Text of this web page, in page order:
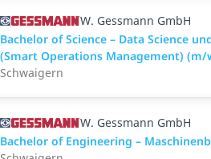
W. Gessmann GmbH
Bachelor of Science – Data Science
(Smart Operations Management) (m/
Schwaigern
W. Gessmann GmbH
Bachelor of Engineering –